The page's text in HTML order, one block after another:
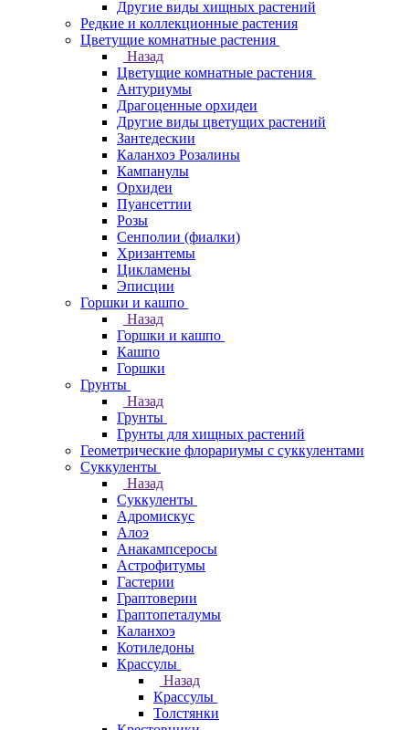
Другие виды хищных растений
Редкие и коллекционные растения
Цветущие комнатные растения
Назад
Цветущие комнатные растения
Антуриумы
Драгоценные орхидеи
Другие виды цветущих растений
Зантедескии
Каланхоэ Розалины
Кампанулы
Орхидеи
Пуансеттии
Розы
Сенполии (фиалки)
Хризантемы
Цикламены
Эписции
Горшки и кашпо
Назад
Горшки и кашпо
Кашпо
Горшки
Грунты
Назад
Грунты
Грунты для хищных растений
Геометрические флорариумы с суккулентами
Суккуленты
Назад
Суккуленты
Адромискус
Алоэ
Анакампсеросы
Астрофитумы
Гастерии
Граптоверии
Граптопеталумы
Каланхоэ
Котиледоны
Крассулы
Назад
Крассулы
Толстянки